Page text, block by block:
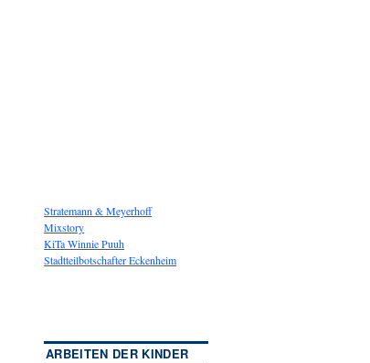
Stratemann & Meyerhoff
Mixstory
KiTa Winnie Puuh
Stadtteilbotschafter Eckenheim
ARBEITEN DER KINDER